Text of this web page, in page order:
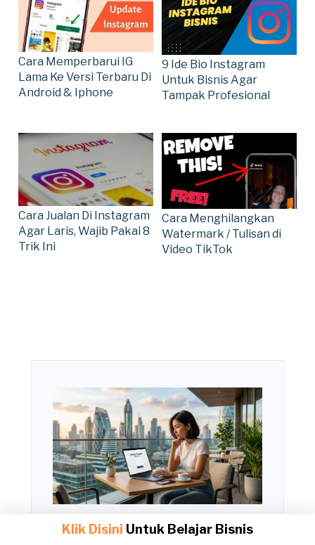
Cara Memperbarui IG
Lama Ke Versi Terbaru Di
Android & Iphone
9 Ide Bio Instagram
Untuk Bisnis Agar
Tampak Profesional
Cara Jualan Di Instagram
Agar Laris, Wajib Pakai 8
Trik Ini
Cara Menghilangkan
Watermark / Tulisan di
Video TikTok
Cuan, Pemula Wajib Banget Coba!
Klik Disini Untuk Belajar Bisnis